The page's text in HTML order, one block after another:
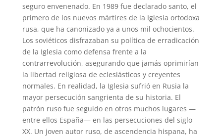
seguro envenenado. En 1989 fue declarado santo, el
primero de los nuevos mártires de la Iglesia ortodoxa
rusa, que ha canonizado ya a unos mil ochocientos.
Los soviéticos disfrazaban su política de erradicación
de la Iglesia como defensa frente a la
contrarrevolución, asegurando que jamás oprimirían
la libertad religiosa de eclesiásticos y creyentes
normales. En realidad, la Iglesia sufrió en Rusia la
mayor persecución sangrienta de su historia. El
patrón ruso fue seguido en otros muchos lugares —
entre ellos España— en las persecuciones del siglo
XX. Un joven autor ruso, de ascendencia hispana, ha